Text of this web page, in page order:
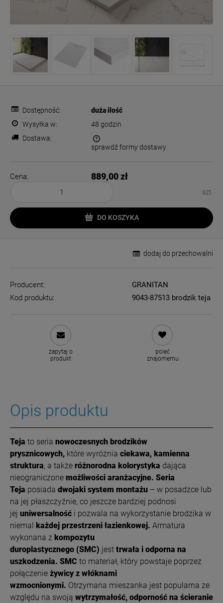
Dostępność:
duża ilość
Wysyłka w:
48 godzin
Dostawa:
Cena nie zawiera ewentualnych kosztów płatności
sprawdź formy dostawy
Cena: 889,00 zł
szt.
DO KOSZYKA
dodaj do przechowalni
Producent:
GRANITAN
Kod produktu:
9043-87513 brodzik teja
zapytaj o
produkt
poleć
znajomemu
Opis produktu
Teja to seria nowoczesnych brodzików
prysznicowych, które wyróżnia ciekawa, kamienna
struktura, a także różnorodna kolorystyka dająca
nieograniczone możliwości aranżacyjne. Seria
Teja posiada dwojaki system montażu – w posadzce lub
na jej płaszczyźnie, co jeszcze bardziej podnosi
jej uniwersalność i pozwala na wykorzystanie brodzika w
niemal każdej przestrzeni łazienkowej. Armatura
wykonana z kompozytu
duroplastycznego (SMC) jest trwała i odporna na
uszkodzenia. SMC to materiał, który powstaje poprzez
połączenie żywicy z włóknami
wzmocnionymi. Otrzymana mieszanka jest popularna ze
względu na swoją wytrzymałość, odporność na ścieranie